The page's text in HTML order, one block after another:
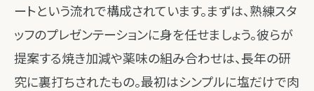
ートという流れで構成されています。まずは、熟練スタ
ッフのプレゼンテーションに身を任せましょう。彼らが
提案する焼き加減や薬味の組み合わせは、長年の研
究に裏打ちされたもの。最初はシンプルに塩だけで肉